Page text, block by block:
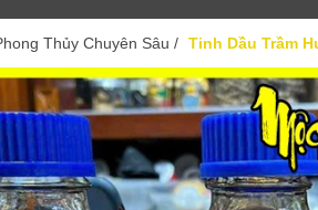
Thủy Chuyên Sâu / Tinh Dầu Trầm